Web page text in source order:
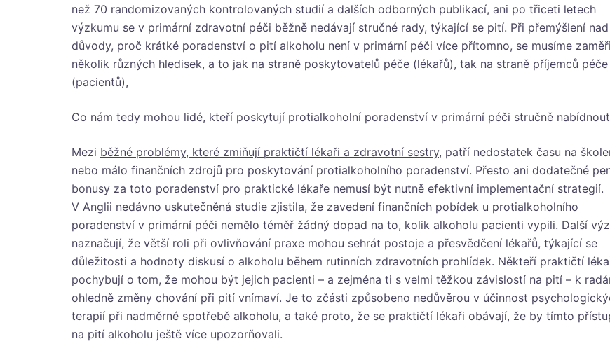
než 70 randomizovaných kontrolovaných studií a dalších odborných publikací, ani po třiceti letech
výzkumu se v primární zdravotní péči běžně nedávají stručné rady, týkající se pití. Při přemýšlení nad
důvody, proč krátké poradenství o pití alkoholu není v primární péči více přítomno, se musíme
několik různých hledisek, a to jak na straně poskytovatelů péče (lékařů), tak na straně příjemců péče
(pacientů),
Co nám tedy mohou lidé, kteří poskytují protialkoholní poradenství v primární péči stručně
Mezi běžné problémy, které zmiňují praktičtí lékaři a zdravotní sestry, patří nedostatek času na
nebo málo finančních zdrojů pro poskytování protialkoholního poradenství. Přesto ani dodatečné
bonusy za toto poradenství pro praktické lékaře nemusí být nutně efektivní implementační strategií.
V Anglii nedávno uskutečněná studie zjistila, že zavedení finančních pobídek u protialkoholního
poradenství v primární péči nemělo téměř žádný dopad na to, kolik alkoholu pacienti vypili. Další
naznačují, že větší roli při ovlivňování praxe mohou sehrát postoje a přesvědčení lékařů, týkající se
důležitosti a hodnoty diskusí o alkoholu během rutinních zdravotních prohlídek. Někteří praktičtí
pochybují o tom, že mohou být jejich pacienti – a zejména ti s velmi těžkou závislostí na pití – k
ohledně změny chování při pití vnímaví. Je to zčásti způsobeno nedůvěrou v účinnost
terapií při nadměrné spotřebě alkoholu, a také proto, že se praktičtí lékaři obávají, že by tímto
na pití alkoholu ještě více upozorňovali.